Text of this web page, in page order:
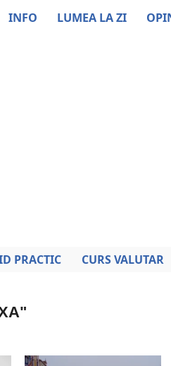
INFO LUMEA LA ZI
PRACTIC CURS VALUTAR